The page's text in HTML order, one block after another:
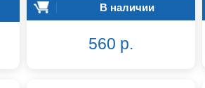
В наличии
560 р.